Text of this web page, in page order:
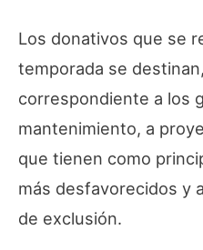
Los donativos que se
temporada se
correspondiente a los
mantenimiento, a
que tienen como
más desfavorecidos y
de exclusión.